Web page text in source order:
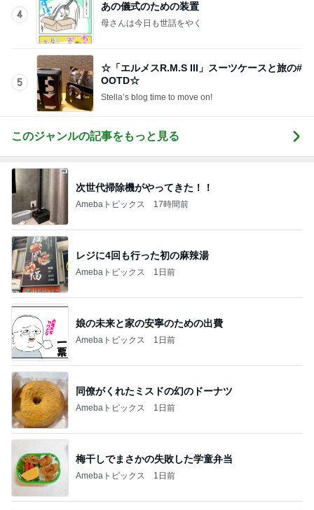
4
あの儀式のための装置
母さんは今日も世話をやく
5
☆「エルメスR.M.S III」スーツケースと旅の#
OOTD☆
Stella’s blog time to move on!
このジャンルの記事をもっと見る
次世代掃除機がやってきた！！
Amebaトピックス 17時間前
レジに4回も行った初の麻辣湯
Amebaトピックス 1日前
娘の未来と家の安寧のための出費
Amebaトピックス 1日前
同僚がくれたミスドの幻のドーナツ
Amebaトピックス 1日前
梅干しでまさかの失敗した学童弁当
Amebaトピックス 1日前